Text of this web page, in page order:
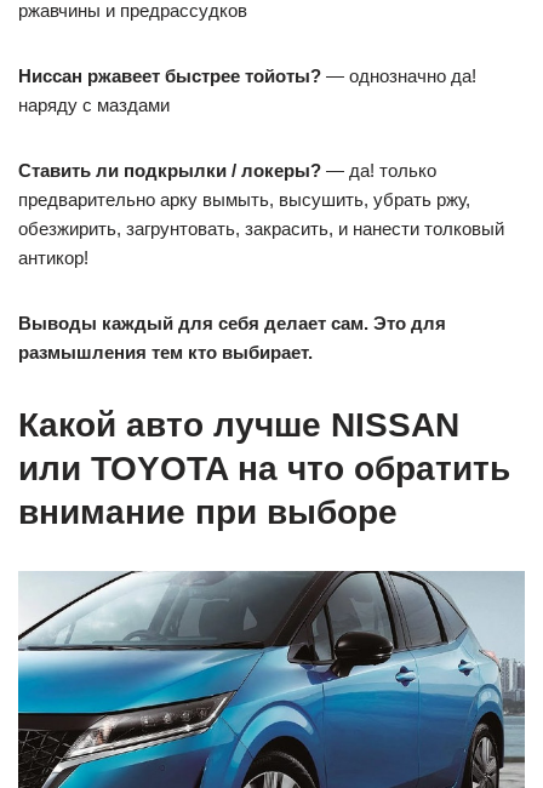
ржавчины и предрассудков
Ниссан ржавеет быстрее тойоты? — однозначно да!
наряду с маздами
Ставить ли подкрылки / локеры? — да! только
предварительно арку вымыть, высушить, убрать ржу,
обезжирить, загрунтовать, закрасить, и нанести толковый
антикор!
Выводы каждый для себя делает сам. Это для
размышления тем кто выбирает.
Какой авто лучше NISSAN
или TOYOTA на что обратить
внимание при выборе